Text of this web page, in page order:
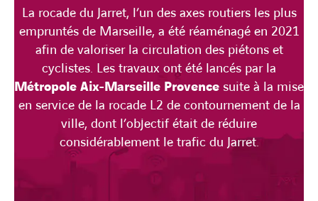
La rocade du Jarret, l’un des axes routiers les plus
empruntés de Marseille, a été réaménagé en 2021
afin de valoriser la circulation des piétons et
cyclistes. Les travaux ont été lancés par la
Métropole Aix-Marseille Provence suite à la mise
en service de la rocade L2 de contournement de la
ville, dont l’objectif était de réduire
considérablement le trafic du Jarret.